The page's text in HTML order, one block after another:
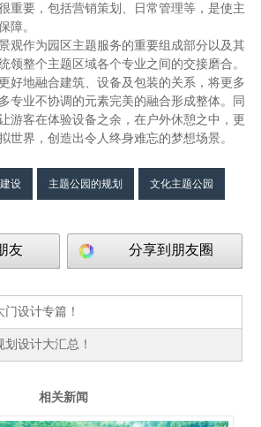
重要，包括营销策划、日常管理等，是使主
障。
作为园区主题服务的重要组成部分以及其
领整个主题区域各个专业之间的交接磨合。
好地融合建筑、设备及包装的关系，将更多
专业不协调的元素完美的融合形成整体。同
游客在体验设备之余，在户外休憩之中，更
世界，创造出令人终身难忘的梦想场景。
设 主题公园的规划 文化主题公园
友 分享到朋友圈
设计专篇！
设计大汇总！
相关新闻